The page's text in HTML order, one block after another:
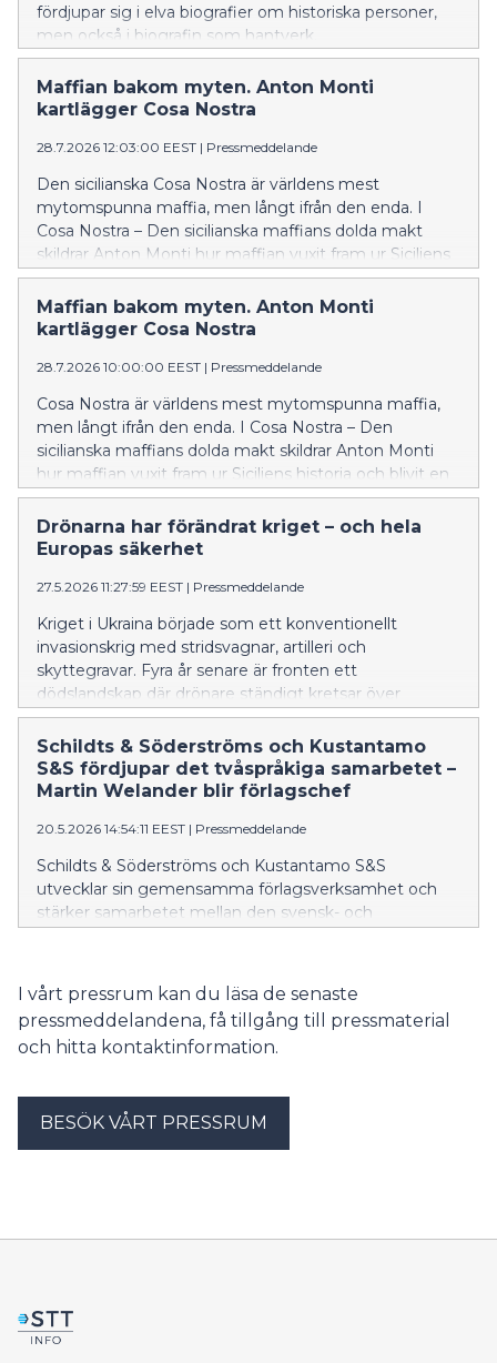
fördjupar sig i elva biografier om historiska personer,
men också i biografin som hantverk.
Maffian bakom myten. Anton Monti
kartlägger Cosa Nostra
28.7.2026 12:03:00 EEST | Pressmeddelande
Den sicilianska Cosa Nostra är världens mest
mytomspunna maffia, men långt ifrån den enda. I
Cosa Nostra – Den sicilianska maffians dolda makt
skildrar Anton Monti hur maffian vuxit fram ur Siciliens
historia och blivit en maktstruktur med starka band till
politik och ekonomi.
Maffian bakom myten. Anton Monti
kartlägger Cosa Nostra
28.7.2026 10:00:00 EEST | Pressmeddelande
Cosa Nostra är världens mest mytomspunna maffia,
men långt ifrån den enda. I Cosa Nostra – Den
sicilianska maffians dolda makt skildrar Anton Monti
hur maffian vuxit fram ur Siciliens historia och blivit en
maktstruktur med starka band till politik och ekonomi.
Drönarna har förändrat kriget – och hela
Europas säkerhet
27.5.2026 11:27:59 EEST | Pressmeddelande
Kriget i Ukraina började som ett konventionellt
invasionskrig med stridsvagnar, artilleri och
skyttegravar. Fyra år senare är fronten ett
dödslandskap där drönare ständigt kretsar över
soldaterna och ingen rör sig obemärkt.
Schildts & Söderströms och Kustantamo
S&S fördjupar det tvåspråkiga samarbetet –
Martin Welander blir förlagschef
20.5.2026 14:54:11 EEST | Pressmeddelande
Schildts & Söderströms och Kustantamo S&S
utvecklar sin gemensamma förlagsverksamhet och
stärker samarbetet mellan den svensk- och
I vårt pressrum kan du läsa de senaste
pressmeddelandena, få tillgång till pressmaterial
och hitta kontaktinformation.
BESÖK VÅRT PRESSRUM